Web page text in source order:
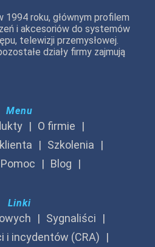
1994 roku, głównym profilem
i akcesoriów do systemów
telewizji przemysłowej.
działy firmy zajmują
Menu
O firmie
Szkolenia
Pomoc Blog
Linki
Sygnaliści
i incydentów (CRA)